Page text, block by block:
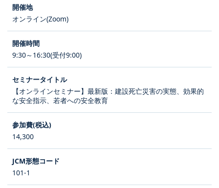
オンライン(Zoom)
9:30～16:30(受付9:00)
【オンラインセミナー】最新版：建設死亡災害の実態、効果的
な安全指示、若者への安全教育
14,300
101-1